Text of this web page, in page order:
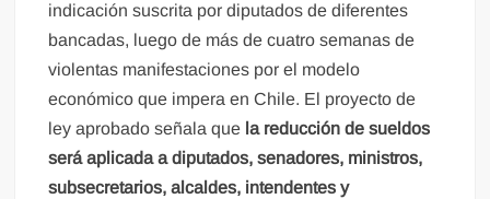
indicación suscrita por diputados de diferentes
bancadas, luego de más de cuatro semanas de
violentas manifestaciones por el modelo
económico que impera en Chile. El proyecto de
ley aprobado señala que la reducción de sueldos
será aplicada a diputados, senadores, ministros,
subsecretarios, alcaldes, intendentes y